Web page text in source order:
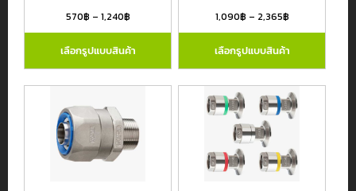
570฿ – 1,240฿
เลือกรูปแบบสินค้า
1,090฿ – 2,365฿
เลือกรูปแบบสินค้า